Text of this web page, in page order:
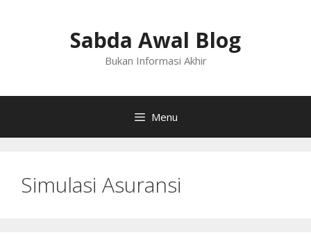
Sabda Awal Blog
Bukan Informasi Akhir
Menu
Simulasi Asuransi